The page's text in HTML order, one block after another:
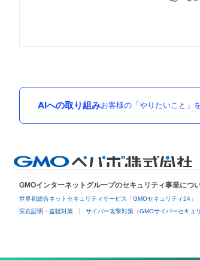
AIへの取り組みお客様の「やりたいこと」
GMOインターネットグループのセキュリティ事業につ
世界初総合ネットセキュリティサービス「GMOセキュリティ24」
実在証明・盗聴対策 サイバー攻撃対策（GMOサイバーセキュ